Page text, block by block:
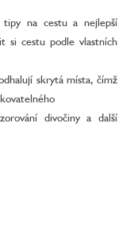
na cestu a nejlepší
si cestu podle vlastních
skrytá místa, čímž
divočiny a další